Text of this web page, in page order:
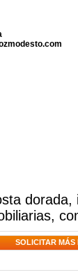
dorada,
,
SOLICITAR MÁS